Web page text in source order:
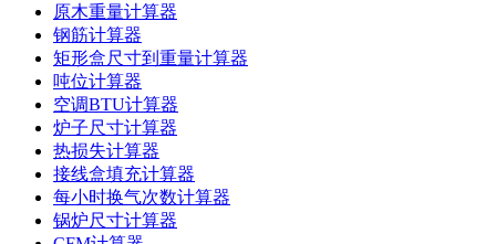
原木重量计算器
钢筋计算器
矩形盒尺寸到重量计算器
吨位计算器
空调BTU计算器
炉子尺寸计算器
热损失计算器
接线盒填充计算器
每小时换气次数计算器
锅炉尺寸计算器